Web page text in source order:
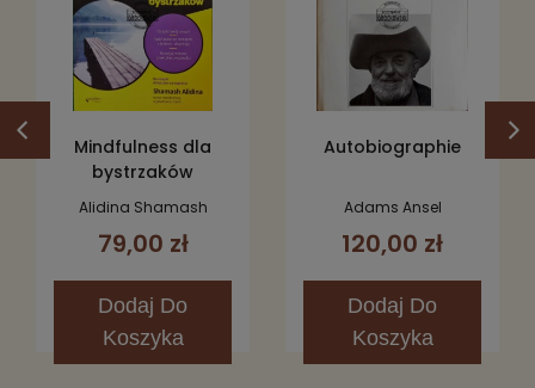
Mindfulness dla
bystrzaków
Alidina Shamash
79,00 zł
Dodaj Do
Koszyka
Autobiographie
Adams Ansel
120,00 zł
Dodaj Do
Koszyka